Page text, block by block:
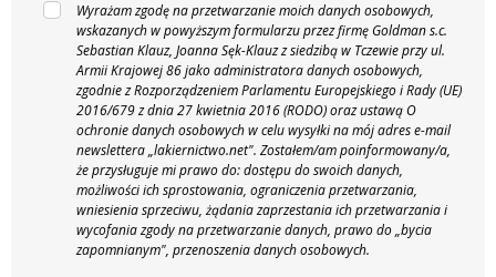
Wyrażam zgodę na przetwarzanie moich danych osobowych,
wskazanych w powyższym formularzu przez firmę Goldman s.c.
Sebastian Klauz, Joanna Sęk-Klauz z siedzibą w Tczewie przy ul.
Armii Krajowej 86 jako administratora danych osobowych,
zgodnie z Rozporządzeniem Parlamentu Europejskiego i Rady (UE)
2016/679 z dnia 27 kwietnia 2016 (RODO) oraz ustawą O
ochronie danych osobowych w celu wysyłki na mój adres e-mail
newslettera „lakiernictwo.net". Zostałem/am poinformowany/a,
że przysługuje mi prawo do: dostępu do swoich danych,
możliwości ich sprostowania, ograniczenia przetwarzania,
wniesienia sprzeciwu, żądania zaprzestania ich przetwarzania i
wycofania zgody na przetwarzanie danych, prawo do „bycia
zapomnianym", przenoszenia danych osobowych.